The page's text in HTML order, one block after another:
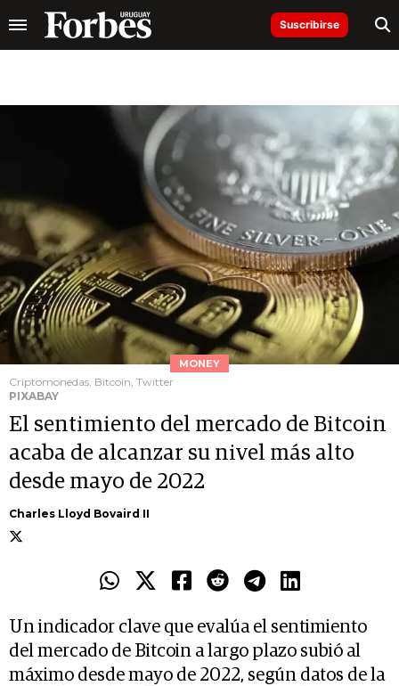
Suscribirse
MONEY
Criptomonedas, Bitcoin, Twitter
PIXABAY
El sentimiento del mercado de Bitcoin
acaba de alcanzar su nivel más alto
desde mayo de 2022
Charles Lloyd Bovaird II
Un indicador clave que evalúa el sentimiento
del mercado de Bitcoin a largo plazo subió al
máximo desde mayo de 2022, según datos de la